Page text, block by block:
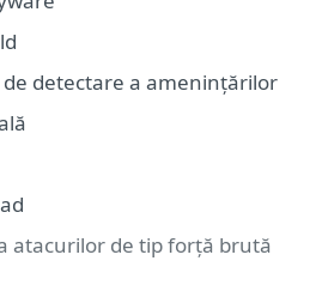
detectare a amenințărilor
atacurilor de tip forță brută